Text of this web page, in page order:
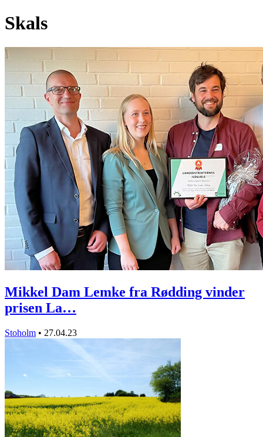
Skals
Mikkel Dam Lemke fra Rødding vinder
prisen La…
Stoholm • 27.04.23